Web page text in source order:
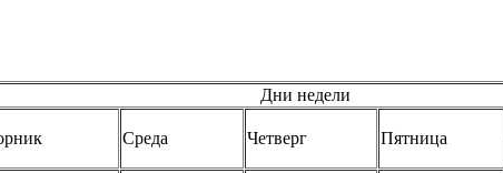
Дни недели
Среда Четверг Пятница